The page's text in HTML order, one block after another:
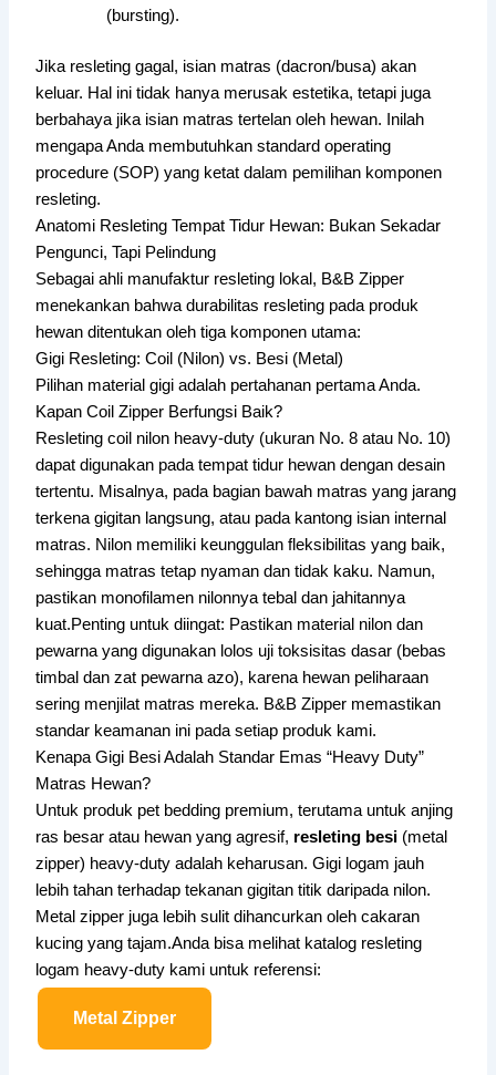
(bursting).
Jika resleting gagal, isian matras (dacron/busa) akan
keluar. Hal ini tidak hanya merusak estetika, tetapi juga
berbahaya jika isian matras tertelan oleh hewan. Inilah
mengapa Anda membutuhkan standard operating
procedure (SOP) yang ketat dalam pemilihan komponen
resleting.
Anatomi Resleting Tempat Tidur Hewan: Bukan Sekadar
Pengunci, Tapi Pelindung
Sebagai ahli manufaktur resleting lokal, B&B Zipper
menekankan bahwa durabilitas resleting pada produk
hewan ditentukan oleh tiga komponen utama:
Gigi Resleting: Coil (Nilon) vs. Besi (Metal)
Pilihan material gigi adalah pertahanan pertama Anda.
Kapan Coil Zipper Berfungsi Baik?
Resleting coil nilon heavy-duty (ukuran No. 8 atau No. 10)
dapat digunakan pada tempat tidur hewan dengan desain
tertentu. Misalnya, pada bagian bawah matras yang jarang
terkena gigitan langsung, atau pada kantong isian internal
matras. Nilon memiliki keunggulan fleksibilitas yang baik,
sehingga matras tetap nyaman dan tidak kaku. Namun,
pastikan monofilamen nilonnya tebal dan jahitannya
kuat.Penting untuk diingat: Pastikan material nilon dan
pewarna yang digunakan lolos uji toksisitas dasar (bebas
timbal dan zat pewarna azo), karena hewan peliharaan
sering menjilat matras mereka. B&B Zipper memastikan
standar keamanan ini pada setiap produk kami.
Kenapa Gigi Besi Adalah Standar Emas “Heavy Duty”
Matras Hewan?
Untuk produk pet bedding premium, terutama untuk anjing
ras besar atau hewan yang agresif, resleting besi (metal
zipper) heavy-duty adalah keharusan. Gigi logam jauh
lebih tahan terhadap tekanan gigitan titik daripada nilon.
Metal zipper juga lebih sulit dihancurkan oleh cakaran
kucing yang tajam.Anda bisa melihat katalog resleting
logam heavy-duty kami untuk referensi:
Metal Zipper